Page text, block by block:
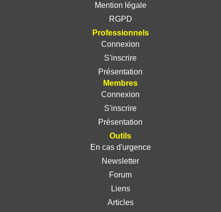
Mention légale
RGPD
Professionnels
Connexion
S'inscrire
Présentation
Membres
Connexion
S'inscrire
Présentation
Outils
En cas d'urgence
Newsletter
Forum
Liens
Articles